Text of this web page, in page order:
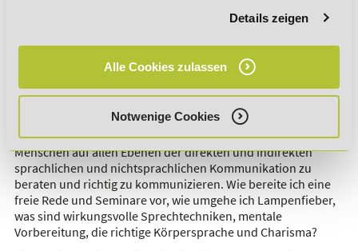
Details zeigen
Alle Cookies zulassen
Notwenige Cookies
qualifiziert. Durch die Form eines Fernlehrgangs bleibst du
Zielstrebigkeit, Engagement und Disziplin in dir steckt.
DeLSt-Abschlusskannst du Menschen in allen
Bereichen, Unternehmen und Lebenslagen seriös und
überzeugend zur Seite stehen. Im Rahmen des Kurses zum
Trainer lernst du die wichtigsten Werkzeuge und Tools für
Kommunikationstraining und Coaching kennen, um
Menschen auf allen Ebenen der direkten und indirekten
sprachlichen und nichtsprachlichen Kommunikation zu
beraten und richtig zu kommunizieren. Wie bereite ich eine
freie Rede und Seminare vor, wie umgehe ich Lampenfieber,
was sind wirkungsvolle Sprechtechniken, mentale
Vorbereitung, die richtige Körpersprache und Charisma?